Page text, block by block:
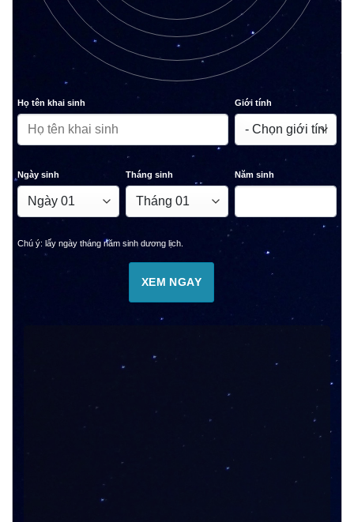
Họ tên khai sinh Giới tính
Ngày sinh Tháng sinh Năm sinh
Chú ý: lấy ngày tháng năm sinh dương lịch.
XEM NGAY